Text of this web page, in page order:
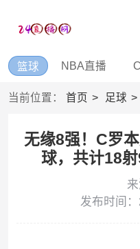
篮球 NBA直播
当前位置： 首页 足球
无缘8强！C罗
球，共计18
发布时间